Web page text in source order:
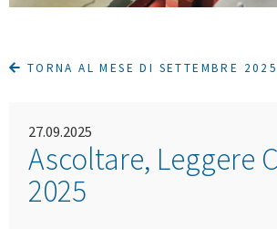
TORNA AL MESE DI SETTEMBRE 2025
27.09.2025
Ascoltare, Leggere
2025